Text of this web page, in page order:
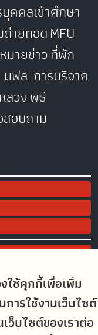
ใช้คุกกี้เพื่อเพิ่ม
ารใช้งานเว็บไซต์
บไซต์ของเราต่อ
คคลเข้าศึกษา
ายทอดMFU
มายข่าวที่พัก
มฟล.การบริจาค
ลวงพิธี
อบถาม